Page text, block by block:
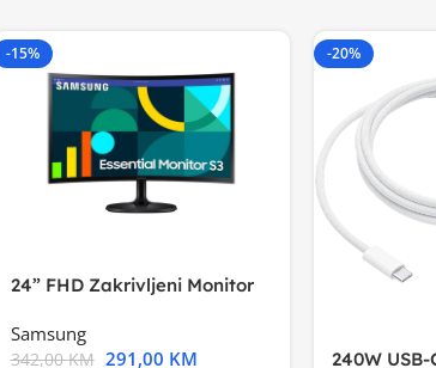
-15%
24” FHD Zakrivljeni Monitor
Samsung
342,00KM 291,00 KM
-20%
240W